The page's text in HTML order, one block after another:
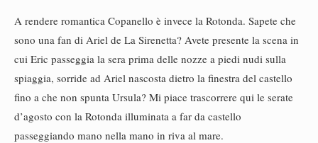
A rendere romantica Copanello è invece la Rotonda. Sapete che
sono una fan di Ariel de La Sirenetta? Avete presente la scena in
cui Eric passeggia la sera prima delle nozze a piedi nudi sulla
spiaggia, sorride ad Ariel nascosta dietro la finestra del castello
fino a che non spunta Ursula? Mi piace trascorrere qui le serate
d’agosto con la Rotonda illuminata a far da castello
passeggiando mano nella mano in riva al mare.